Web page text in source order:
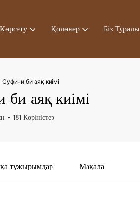
Қолөнер Біз Туралы
Суфини би аяқ киімі
аяқ киімі
181 Көріністер
тұжырымдар Мақала